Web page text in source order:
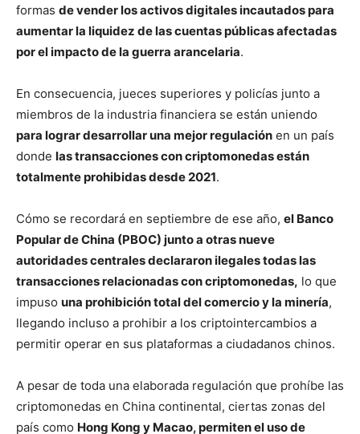
formas de vender los activos digitales incautados para
aumentar la liquidez de las cuentas públicas afectadas
por el impacto de la guerra arancelaria.
En consecuencia, jueces superiores y policías junto a
miembros de la industria financiera se están uniendo
para lograr desarrollar una mejor regulación en un país
donde las transacciones con criptomonedas están
totalmente prohibidas desde 2021.
Cómo se recordará en septiembre de ese año, el Banco
Popular de China (PBOC) junto a otras nueve
autoridades centrales declararon ilegales todas las
transacciones relacionadas con criptomonedas, lo que
impuso una prohibición total del comercio y la minería,
llegando incluso a prohibir a los criptointercambios a
permitir operar en sus plataformas a ciudadanos chinos.
A pesar de toda una elaborada regulación que prohíbe las
criptomonedas en China continental, ciertas zonas del
país como Hong Kong y Macao, permiten el uso de